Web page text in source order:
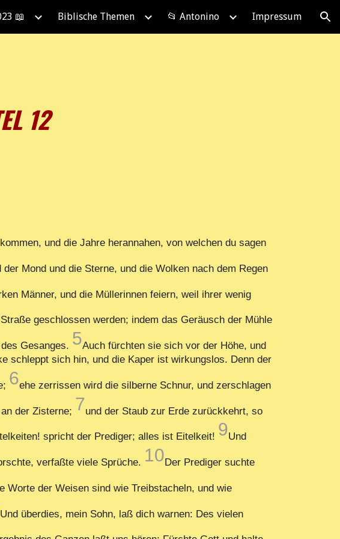
Skip to navigation
📖 Biblische Themen 📂 Antonino Impressum
12
und die Jahre herannahen, von welchen du sagen
Mond und die Sterne, und die Wolken nach dem Regen
Männer, und die Müllerinnen feiern, weil ihrer wenig
geschlossen werden; indem das Geräusch der Mühle
Gesanges. 5Auch fürchten sie sich vor der Höhe, und
schleppt sich hin, und die Kaper ist wirkungslos. Denn der
6ehe zerrissen wird die silberne Schnur, und zerschlagen
der Zisterne; 7und der Staub zur Erde zurückkehrt, so
spricht der Prediger; alles ist Eitelkeit! 9Und
verfaßte viele Sprüche. 10Der Prediger suchte
Worte der Weisen sind wie Treibstacheln, und wie
Und überdies, mein Sohn, laß dich warnen: Des vielen